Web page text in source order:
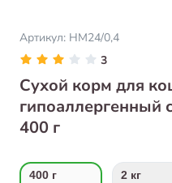
Артикул: НМ24/0,4
3
Сухой корм для
гипоаллергенный
400 г
400 г 2 кг